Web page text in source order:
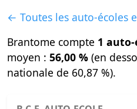
← Toutes les auto-écoles
Brantome compte 1 auto-
moyen : 56,00 % (en
nationale de 60,87 %).